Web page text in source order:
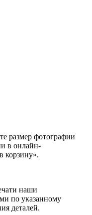
размер фотографии
в онлайн-
корзину».
наши
по указанному
деталей.